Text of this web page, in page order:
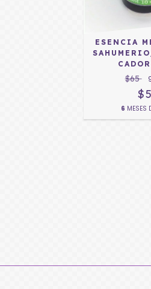
ESENCIA
$65
6 MESES